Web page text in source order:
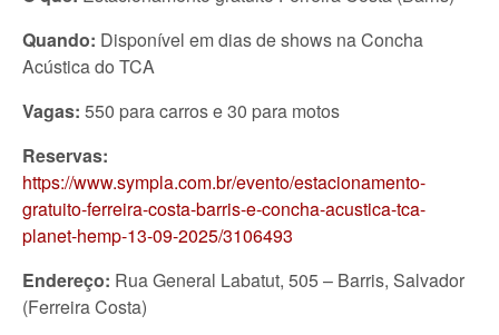
Quando: Disponível em dias de shows na Concha
Acústica do TCA
Vagas: 550 para carros e 30 para motos
Reservas:
https://www.sympla.com.br/evento/estacionamento-
gratuito-ferreira-costa-barris-e-concha-acustica-tca-
planet-hemp-13-09-2025/3106493
Endereço: Rua General Labatut, 505 – Barris, Salvador
(Ferreira Costa)